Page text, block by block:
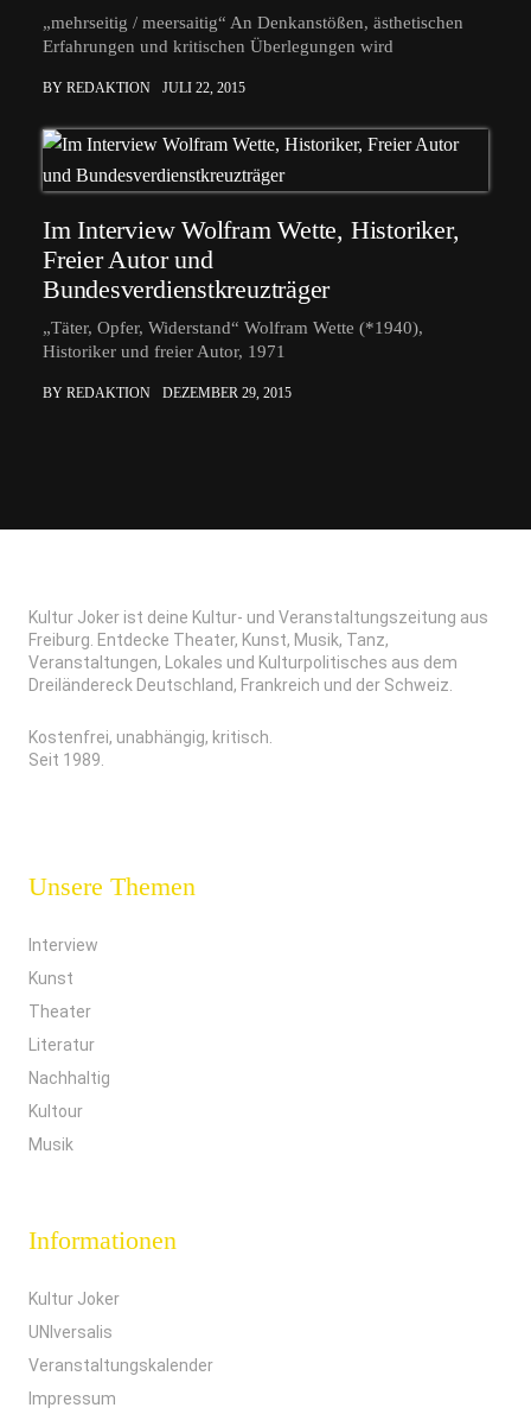
„mehrseitig / meersaitig“ An Denkanstößen, ästhetischen
Erfahrungen und kritischen Überlegungen wird
BY REDAKTION JULI 22, 2015
Im Interview Wolfram Wette, Historiker,
Freier Autor und
Bundesverdienstkreuzträger
„Täter, Opfer, Widerstand“ Wolfram Wette (*1940),
Historiker und freier Autor, 1971
BY REDAKTION DEZEMBER 29, 2015
Kultur Joker ist deine Kultur- und Veranstaltungszeitung aus
Freiburg. Entdecke Theater, Kunst, Musik, Tanz,
Veranstaltungen, Lokales und Kulturpolitisches aus dem
Dreiländereck Deutschland, Frankreich und der Schweiz.
Kostenfrei, unabhängig, kritisch.
Seit 1989.
Unsere Themen
Interview
Kunst
Theater
Literatur
Nachhaltig
Kultour
Musik
Informationen
Kultur Joker
UNIversalis
Veranstaltungskalender
Impressum